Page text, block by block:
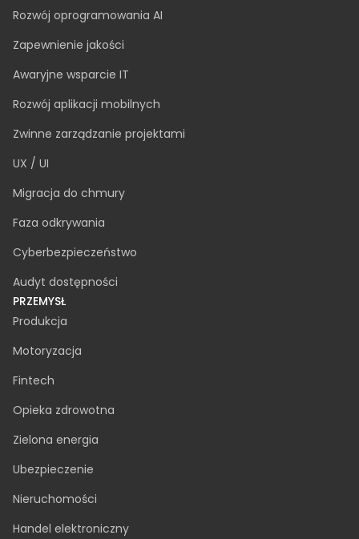
Technology and Application Modernisation
Dedykowany zespół
Rozbudowa zespołu IT
Doradztwo IT
Analiza biznesowa
Tworzenie oprogramowania na zamówienie
Rozwój oprogramowania AI
Zapewnienie jakości
Awaryjne wsparcie IT
Rozwój aplikacji mobilnych
Zwinne zarządzanie projektami
UX / UI
Migracja do chmury
Faza odkrywania
Cyberbezpieczeństwo
Audyt dostępności